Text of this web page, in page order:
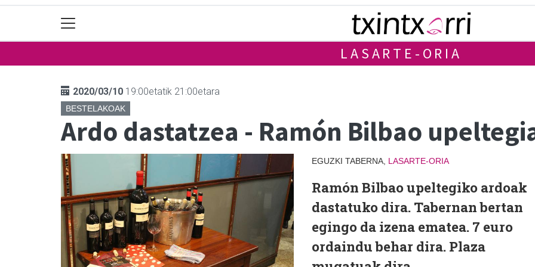
LASARTE-ORIA
2020/03/10 19:00etatik 21:00etara
BESTELAKOAK
Ardo dastatzea - Ramón Bilbao
EGUZKI TABERNA, LASARTE-ORIA
Ramón Bilbao upeltegiko ardoak
dastatuko dira. Tabernan bertan
egingo da izena ematea. 7 euro
ordaindu behar dira. Plaza